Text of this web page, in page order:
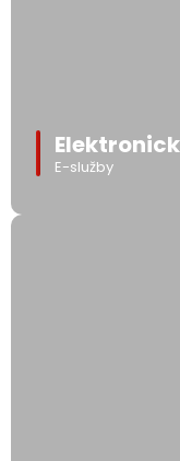
E-služby